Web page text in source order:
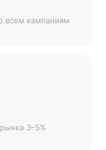
всем кампаниям
3–5%